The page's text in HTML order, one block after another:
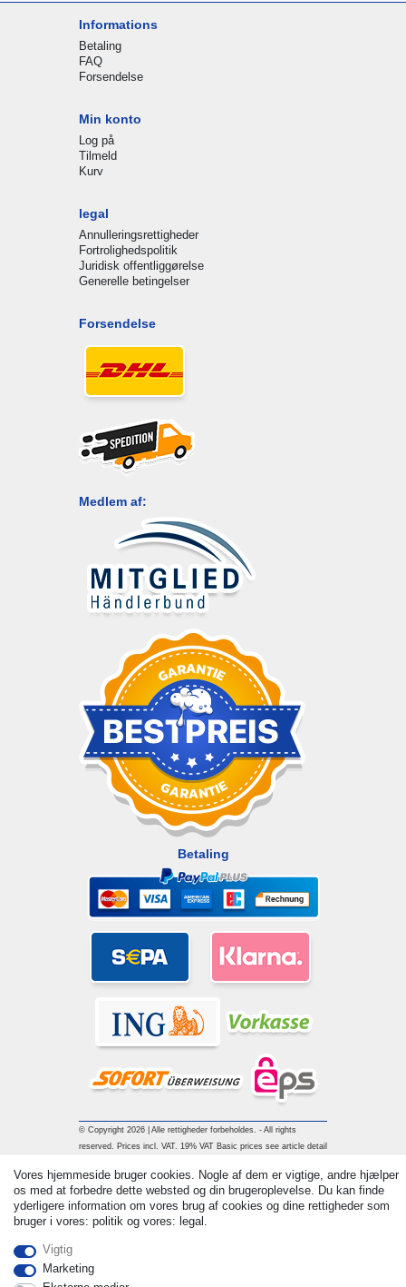
Informations
Betaling
FAQ
Forsendelse
Min konto
Log på
Tilmeld
Kurv
legal
Annulleringsrettigheder
Fortrolighedspolitik
Juridisk offentliggørelse
Generelle betingelser
Forsendelse
Medlem af:
Betaling
© Copyright 2026 | Alle rettigheder forbeholdes. - All rights
reserved. Prices incl. VAT. 19% VAT Basic prices see article detail
Vores hjemmeside bruger cookies. Nogle af dem er vigtige, andre hjælper
os med at forbedre dette websted og din brugeroplevelse. Du kan finde
yderligere information om vores brug af cookies og dine rettigheder som
bruger i vores: politik og vores: legal.
Vigtig
Marketing
Withdraw from contract here Kontakt